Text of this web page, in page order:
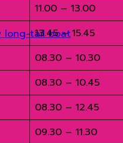
long-tail boat
11.00 – 13.00
13.45 – 15.45
08.30 – 10.30
08.30 – 10.45
08.30 – 12.45
09.30 – 11.30